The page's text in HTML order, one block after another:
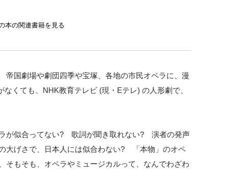
本の関連書籍を見る
国劇場や劇団四季や宝塚、各地の市民オペラに、漫
くても、NHK教育テレビ (現・Eテレ) の人形劇で、
が似合ってない? 歌詞が聞き取れない? 演者の発声
大げさで、日本人には似合わない? 「本物」のオペ
もそも、オペラやミュージカルって、なんでわざわ